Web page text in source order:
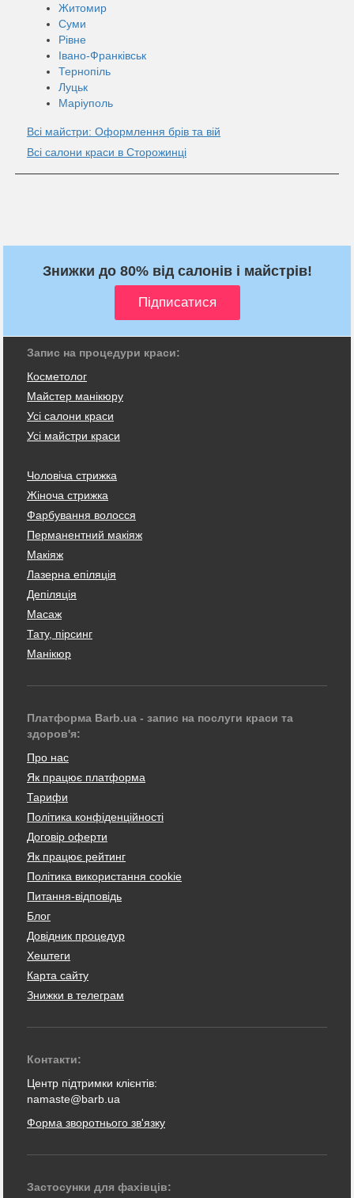
Житомир
Суми
Рівне
Івано-Франківськ
Тернопіль
Луцьк
Маріуполь
Всі майстри: Оформлення брів та вій
Всі салони краси в Сторожинці
Знижки до 80% від салонів і майстрів!
Запис на процедури краси:
Косметолог
Майстер манікюру
Усі салони краси
Усі майстри краси
Чоловіча стрижка
Жіноча стрижка
Фарбування волосся
Перманентний макіяж
Макіяж
Лазерна епіляція
Депіляція
Масаж
Тату, пірсинг
Манікюр
Платформа Barb.ua - запис на послуги краси та
здоров'я:
Про нас
Як працює платформа
Тарифи
Політика конфіденційності
Договір оферти
Як працює рейтинг
Політика використання cookie
Питання-відповідь
Блог
Довідник процедур
Хештеги
Карта сайту
Знижки в телеграм
Контакти:
Центр підтримки клієнтів:
namaste@barb.ua
Форма зворотнього зв'язку
Застосунки для фахівців: